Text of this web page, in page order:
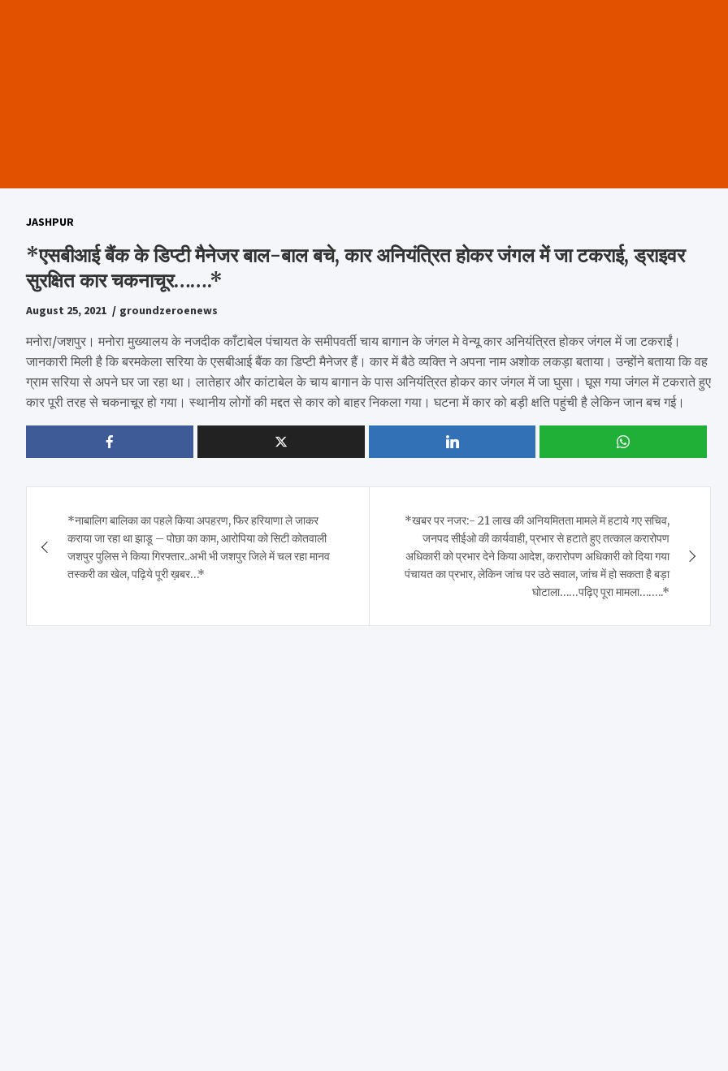
JASHPUR
*एसबीआई बैंक के डिप्टी मैनेजर बाल-बाल बचे, कार अनियंत्रित होकर जंगल में जा टकराई, ड्राइवर
सुरक्षित कार चकनाचूर…….*
August 25, 2021 groundzeroenews
मनोरा/जशपुर। मनोरा मुख्यालय के नजदीक काँटाबेल पंचायत के समीपवर्ती चाय बागान के जंगल मे वेन्यू कार अनियंत्रित होकर जंगल में जा टकराईं।
जानकारी मिली है कि बरमकेला सरिया के एसबीआई बैंक का डिप्टी मैनेजर हैं। कार में बैठे व्यक्ति ने अपना नाम अशोक लकड़ा बताया। उन्होंने बताया कि वह
ग्राम सरिया से अपने घर जा रहा था। लातेहार और कांटाबेल के चाय बागान के पास अनियंत्रित होकर कार जंगल में जा घुसा। घूस गया जंगल में टकराते हुए
कार पूरी तरह से चकनाचूर हो गया। स्थानीय लोगों की मद्दत से कार को बाहर निकला गया। घटना में कार को बड़ी क्षति पहुंची है लेकिन जान बच गई।
navigation
*नाबालिग बालिका का पहले किया अपहरण, फिर हरियाणा ले जाकर
कराया जा रहा था झाडू – पोछा का काम, आरोपिया को सिटी कोतवाली
जशपुर पुलिस ने किया गिरफ्तार..अभी भी जशपुर जिले में चल रहा मानव
तस्करी का खेल, पढ़िये पूरी ख़बर…*
*खबर पर नजर:- 21 लाख की अनियमितता मामले में हटाये गए सचिव,
जनपद सीईओ की कार्यवाही, प्रभार से हटाते हुए तत्काल करारोपण
अधिकारी को प्रभार देने किया आदेश, करारोपण अधिकारी को दिया गया
पंचायत का प्रभार, लेकिन जांच पर उठे सवाल, जांच में हो सकता है बड़ा
घोटाला……पढ़िए पूरा मामला……..*